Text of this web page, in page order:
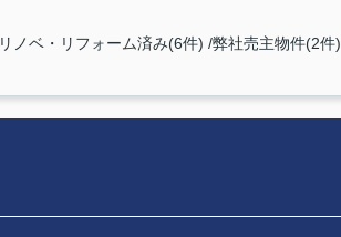
リノベ・リフォーム済み(6件) 弊社売主物件(2件)